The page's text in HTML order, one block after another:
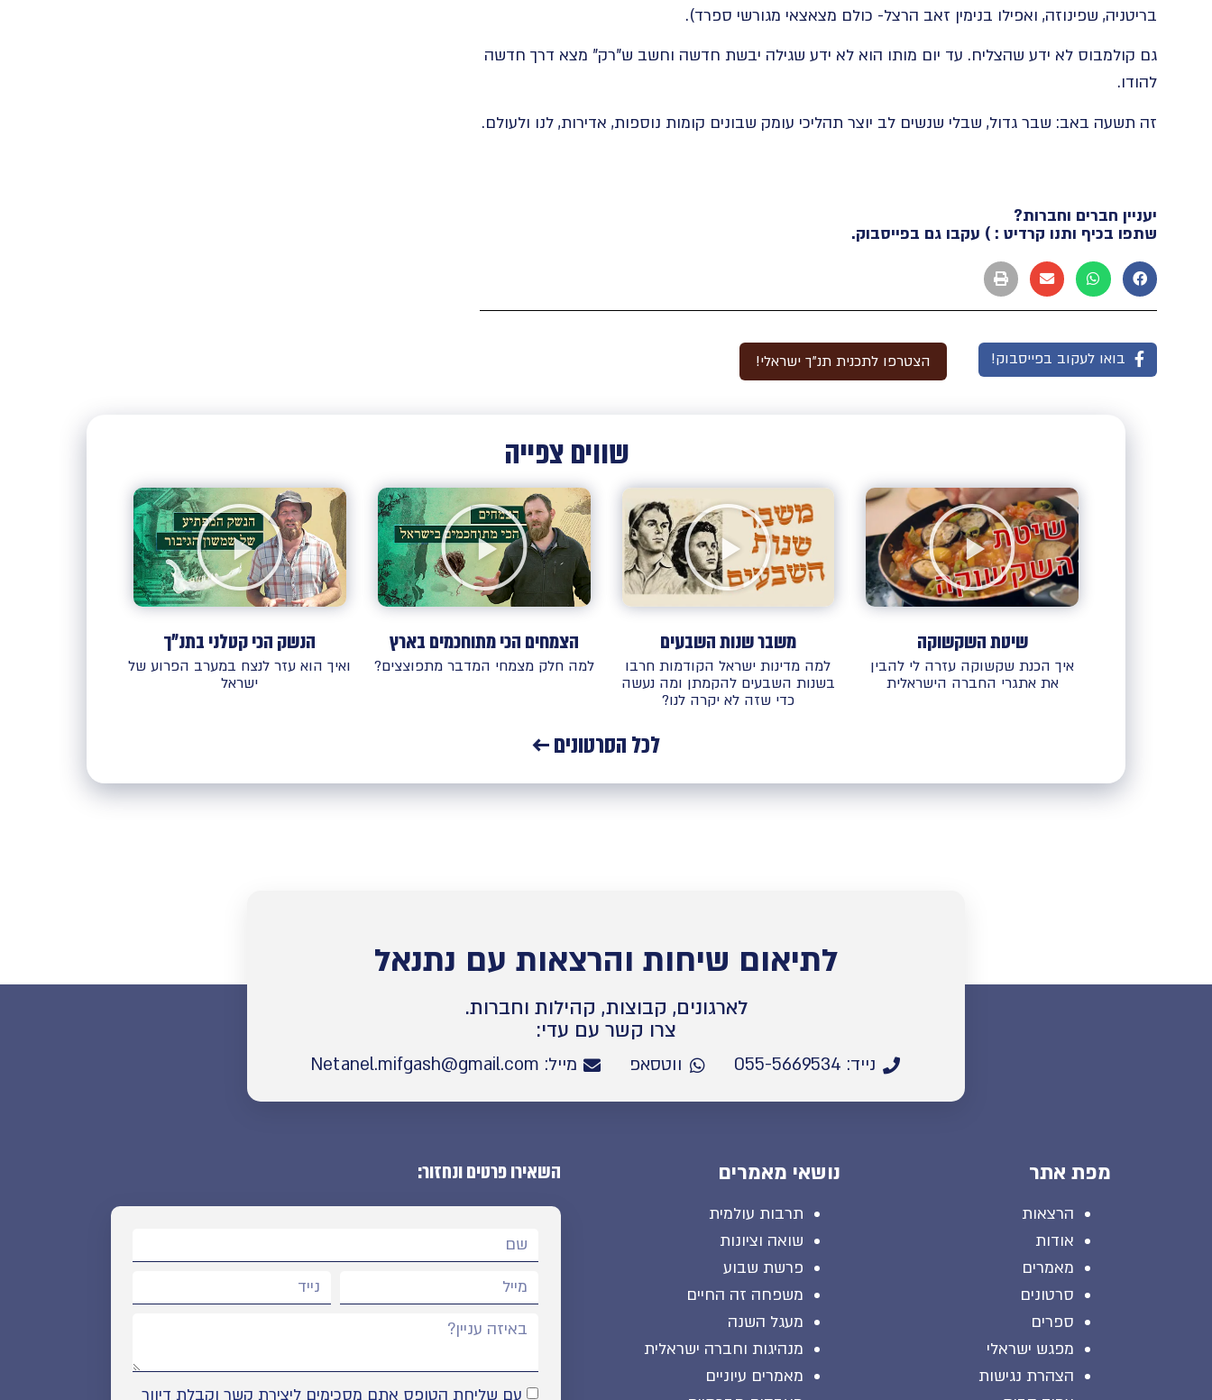
בריטניה, שפינוזה, ואפילו בנימין זאב הרצל- כולם מצאצאי מגורשי ספרד).
גם קולמבוס לא ידע שהצליח. עד יום מותו הוא לא ידע שגילה יבשת חדשה וחשב ש”רק” מצא דרך חדשה
להודו.
זה תשעה באב: שבר גדול, שבלי שנשים לב יוצר תהליכי עומק שבונים קומות נוספות, אדירות, לנו ולעולם.
יעניין חברים וחברות?
שתפו בכיף ותנו קרדיט : ) עקבו גם בפייסבוק.
בואו לעקוב בפייסבוק! הצטרפו לתכנית תנ"ך ישראלי!
שווים צפייה
שיטת השקשוקה
איך הכנת שקשוקה עזרה לי להבין
את אתגרי החברה הישראלית
משבר שנות השבעים
למה מדינות ישראל הקודמות חרבו
בשנות השבעים להקמתן ומה נעשה
כדי שזה לא יקרה לנו?
הצמחים הכי מתוחכמים בארץ
למה חלק מצמחי המדבר מתפוצצים?
הנשק הכי קטלני בתנ"ך
ואיך הוא עזר לנצח במערב הפרוע של
ישראל
לכל הסרטונים ←
לתיאום שיחות והרצאות עם נתנאל
לארגונים, קבוצות, קהילות וחברות.
צרו קשר עם עדי:
נייד: 055-5669534 ווטסאפ מייל: Netanel.mifgash@gmail.com
מפת אתר
הרצאות
אודות
מאמרים
סרטונים
ספרים
מפגש ישראלי
הצהרת נגישות
נושאי מאמרים
תרבות עולמית
שואה וציונות
פרשת שבוע
משפחה זה החיים
מעגל השנה
מנהיגות וחברה ישראלית
מאמרים עיוניים
השאירו פרטים ונחזור:
עם שליחת הטופס אתם מסכימים ליצירת קשר וקבלת דיוור